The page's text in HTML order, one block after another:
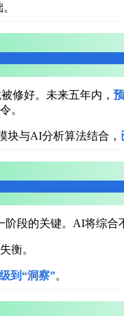
修好。未来五年内，
。
块与AI分析算法结合，
阶段的关键。AI将综
衡。
到“洞察”。